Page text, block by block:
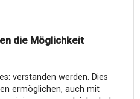
die Möglichkeit
verstanden werden. Dies
ermöglichen, auch mit